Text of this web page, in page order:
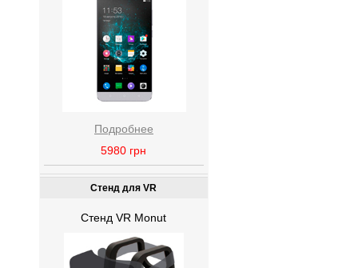
Подробнее
5980 грн
Стенд для VR
Стенд VR Monut